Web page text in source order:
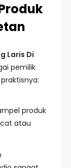
Laris Di
pemilik
produk
atau